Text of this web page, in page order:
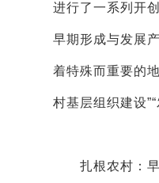
进行了一系列开
早期形成与发展
着特殊而重要的
村基层组织建设
扎根农村：早